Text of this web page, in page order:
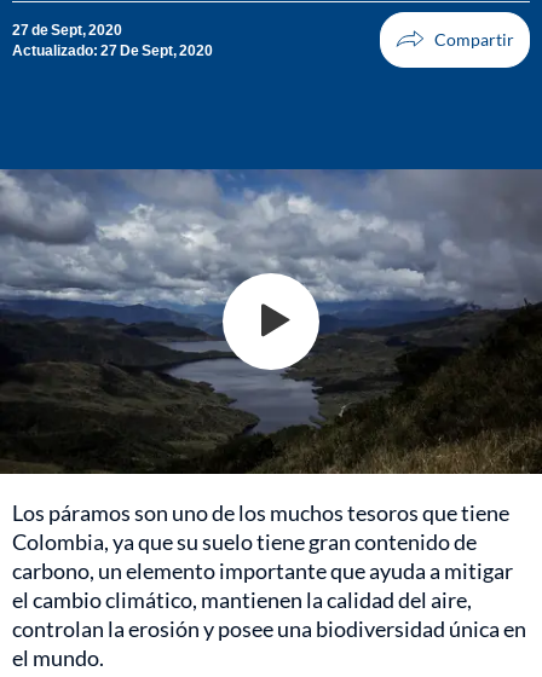
27 de Sept, 2020
Actualizado: 27 De Sept, 2020
Los páramos son uno de los muchos tesoros que tiene
Colombia, ya que su suelo tiene gran contenido de
carbono, un elemento importante que ayuda a mitigar
el cambio climático, mantienen la calidad del aire,
controlan la erosión y posee una biodiversidad única en
el mundo.